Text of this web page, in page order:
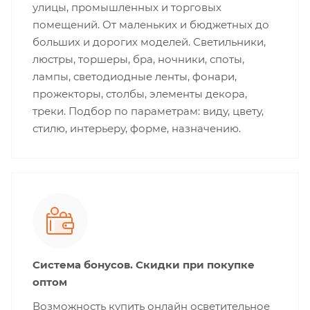
улицы, промышленных и торговых
помещений. От маленьких и бюджетных до
больших и дорогих моделей. Светильники,
люстры, торшеры, бра, ночники, споты,
лампы, светодиодные ленты, фонари,
прожекторы, столбы, элементы декора,
треки. Подбор по параметрам: виду, цвету,
стилю, интерьеру, форме, назначению.
Система бонусов. Скидки при покупке
оптом
Возможность купить онлайн осветительное